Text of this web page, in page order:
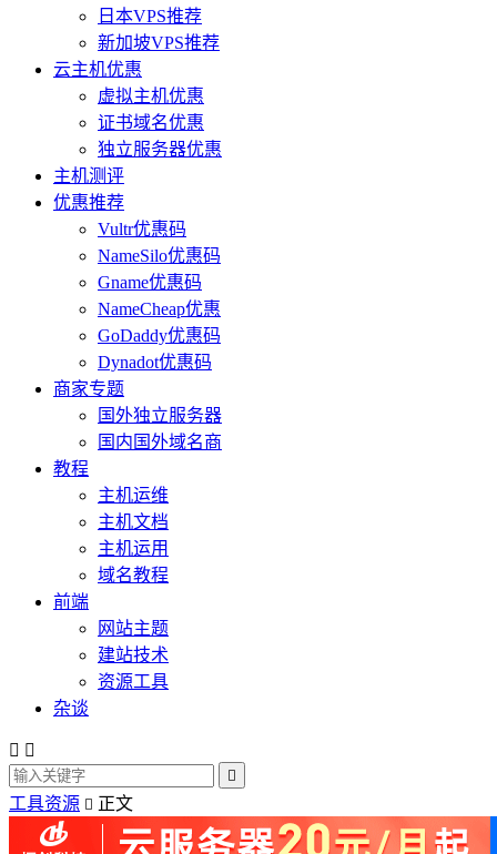
日本VPS推荐
新加坡VPS推荐
云主机优惠
虚拟主机优惠
证书域名优惠
独立服务器优惠
主机测评
优惠推荐
Vultr优惠码
NameSilo优惠码
Gname优惠码
NameCheap优惠
GoDaddy优惠码
Dynadot优惠码
商家专题
国外独立服务器
国内国外域名商
教程
主机运维
主机文档
主机运用
域名教程
前端
网站主题
建站技术
资源工具
杂谈
 

工具资源  正文